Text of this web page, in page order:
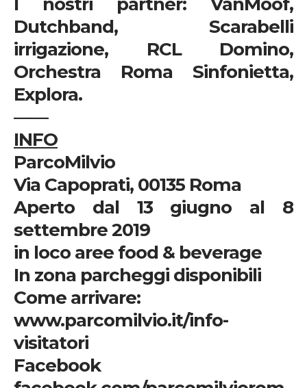
Dutchband, Scarabelli
irrigazione, RCL Domino,
Orchestra Roma Sinfonietta,
Explora.
——
INFO
ParcoMilvio
Via Capoprati, 00135 Roma
Aperto dal 13 giugno al 8
settembre 2019
in loco aree food & beverage
In zona parcheggi disponibili
Come arrivare:
www.parcomilvio.it/info-
visitatori
Facebook